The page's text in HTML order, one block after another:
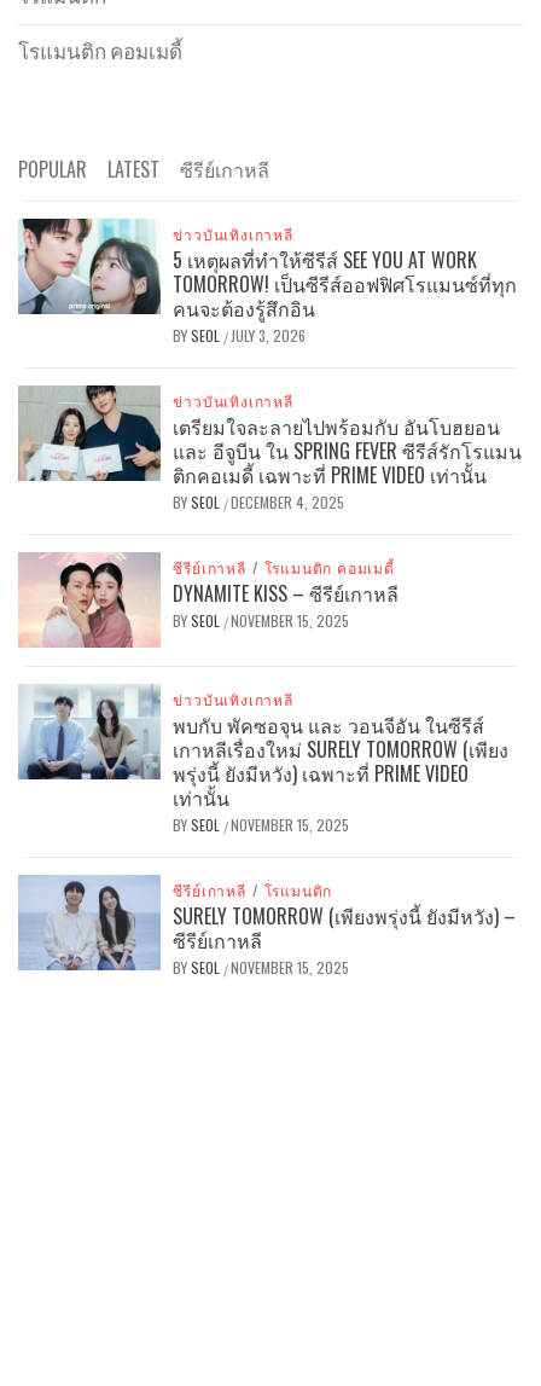
โรแมนติก คอมเมดี้
POPULAR LATEST ซีรีย์เกาหลี
ข่าวบันเทิงเกาหลี
5 เหตุผลที่ทำให้ซีรีส์ SEE YOU AT WORK
TOMORROW! เป็นซีรีส์ออฟฟิศโรแมนซ์ที่ทุก
คนจะต้องรู้สึกอิน
BYSEOL / JULY 3, 2026
ข่าวบันเทิงเกาหลี
เตรียมใจละลายไปพร้อมกับ อันโบฮยอน
และ อีจูบีน ใน SPRING FEVER ซีรีส์รักโรแมน
ติกคอเมดี้ เฉพาะที่ PRIME VIDEO เท่านั้น
BYSEOL /DECEMBER 4, 2025
ซีรีย์เกาหลี / โรแมนติก คอมเมดี้
DYNAMITE KISS – ซีรีย์เกาหลี
BYSEOL /NOVEMBER 15, 2025
ข่าวบันเทิงเกาหลี
พบกับ พัคซอจุน และ วอนจีอัน ในซีรีส์
เกาหลีเรื่องใหม่ SURELY TOMORROW (เพียง
พรุ่งนี้ ยังมีหวัง) เฉพาะที่ PRIME VIDEO
เท่านั้น
BYSEOL /NOVEMBER 15, 2025
ซีรีย์เกาหลี / โรแมนติก
SURELY TOMORROW (เพียงพรุ่งนี้ ยังมีหวัง) –
ซีรีย์เกาหลี
BYSEOL /NOVEMBER 15, 2025